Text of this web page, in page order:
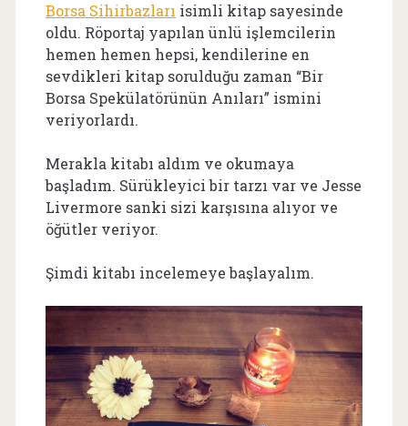
Borsa Sihirbazları isimli kitap sayesinde
oldu. Röportaj yapılan ünlü işlemcilerin
hemen hemen hepsi, kendilerine en
sevdikleri kitap sorulduğu zaman “Bir
Borsa Spekülatörünün Anıları” ismini
veriyorlardı.
Merakla kitabı aldım ve okumaya
başladım. Sürükleyici bir tarzı var ve Jesse
Livermore sanki sizi karşısına alıyor ve
öğütler veriyor.
Şimdi kitabı incelemeye başlayalım.